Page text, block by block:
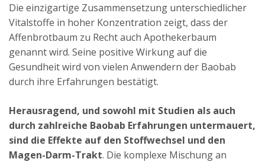
Die einzigartige Zusammensetzung unterschiedlicher
Vitalstoffe in hoher Konzentration zeigt, dass der
Affenbrotbaum zu Recht auch Apothekerbaum
genannt wird. Seine positive Wirkung auf die
Gesundheit wird von vielen Anwendern der Baobab
durch ihre Erfahrungen bestätigt.
Herausragend, und sowohl mit Studien als auch
durch zahlreiche Baobab Erfahrungen untermauert,
sind die Effekte auf den Stoffwechsel und den
Magen-Darm-Trakt. Die komplexe Mischung an